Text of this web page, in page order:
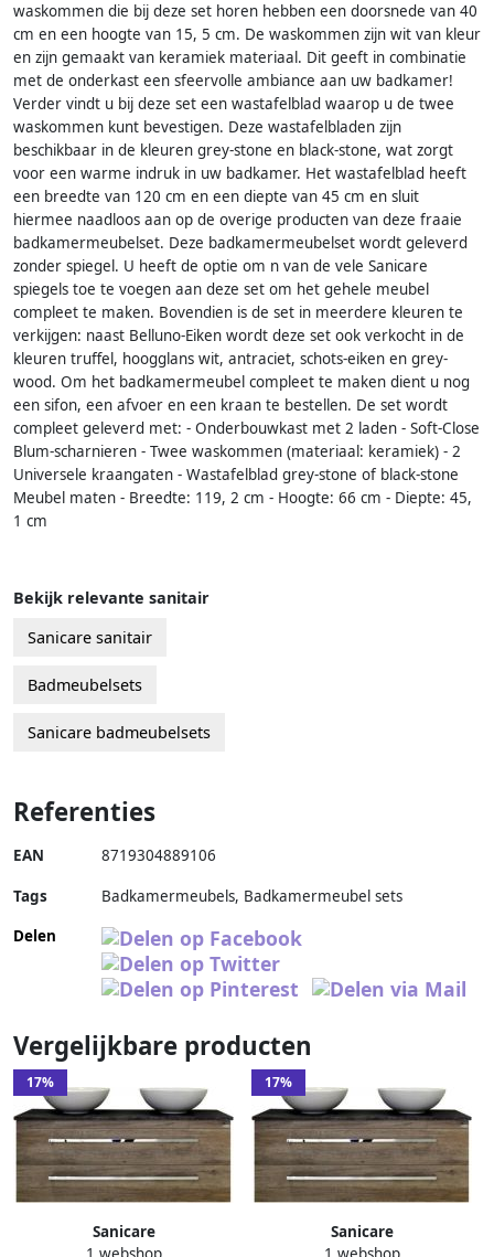
waskommen die bij deze set horen hebben een doorsnede van 40
cm en een hoogte van 15, 5 cm. De waskommen zijn wit van kleur
en zijn gemaakt van keramiek materiaal. Dit geeft in combinatie
met de onderkast een sfeervolle ambiance aan uw badkamer!
Verder vindt u bij deze set een wastafelblad waarop u de twee
waskommen kunt bevestigen. Deze wastafelbladen zijn
beschikbaar in de kleuren grey-stone en black-stone, wat zorgt
voor een warme indruk in uw badkamer. Het wastafelblad heeft
een breedte van 120 cm en een diepte van 45 cm en sluit
hiermee naadloos aan op de overige producten van deze fraaie
badkamermeubelset. Deze badkamermeubelset wordt geleverd
zonder spiegel. U heeft de optie om n van de vele Sanicare
spiegels toe te voegen aan deze set om het gehele meubel
compleet te maken. Bovendien is de set in meerdere kleuren te
verkijgen: naast Belluno-Eiken wordt deze set ook verkocht in de
kleuren truffel, hoogglans wit, antraciet, schots-eiken en grey-
wood. Om het badkamermeubel compleet te maken dient u nog
een sifon, een afvoer en een kraan te bestellen. De set wordt
compleet geleverd met: - Onderbouwkast met 2 laden - Soft-Close
Blum-scharnieren - Twee waskommen (materiaal: keramiek) - 2
Universele kraangaten - Wastafelblad grey-stone of black-stone
Meubel maten - Breedte: 119, 2 cm - Hoogte: 66 cm - Diepte: 45,
1 cm
Bekijk relevante sanitair
Sanicare sanitair
Badmeubelsets
Sanicare badmeubelsets
Referenties
EAN 8719304889106
Tags
Badkamermeubels, Badkamermeubel sets
Delen
Vergelijkbare producten
17%
Sanicare
17%
Sanicare